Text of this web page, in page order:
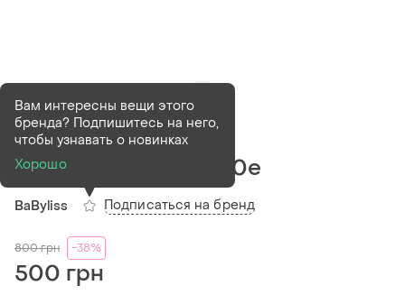
В наличии 1 шт
Плойка babyliss c260e
BaByliss
Вам интересны вещи этого
бренда? Подпишитесь на него,
чтобы узнавать о новинках
Хорошо
Подписаться на бренд
800грн -38%
500 грн